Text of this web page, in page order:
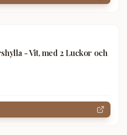
- Vit, med 2 Luckor och